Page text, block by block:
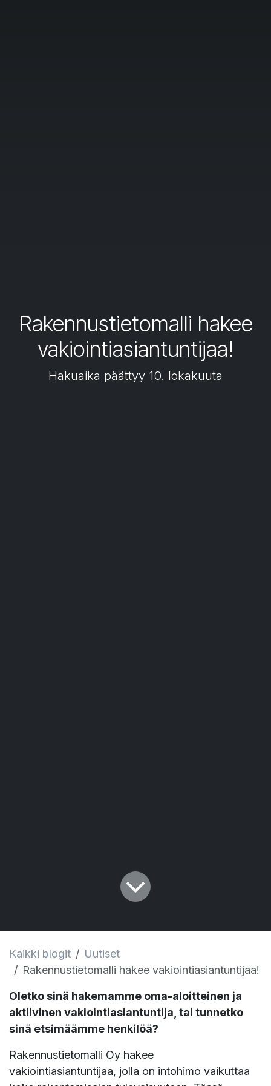
Rakennustietomalli hakee
vakiointiasiantuntijaa!
Hakuaika päättyy 10. lokakuuta
Kaikki blogit
Uutiset
Rakennustietomalli hakee vakiointiasiantuntijaa!
Oletko sinä hakemamme oma-aloitteinen ja
aktiivinen vakiointiasiantuntija, tai tunnetko
sinä etsimäämme henkilöä?
Rakennustietomalli Oy hakee
vakiointiasiantuntijaa, jolla on intohimo vaikuttaa